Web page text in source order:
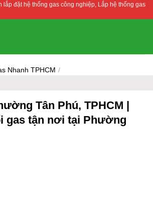
lắp đặt hệ thống gas công nghiệp, Lắp hệ thống gas
Nhanh TPHCM /
Tân Phú, TPHCM |
gas tận nơi tại Phường